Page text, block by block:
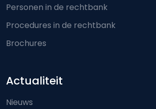
Personen in de rechtbank
Procedures in de rechtbank
Brochures
Actualiteit
Nieuws